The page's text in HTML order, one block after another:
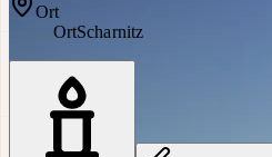
Ort
OrtScharnitz